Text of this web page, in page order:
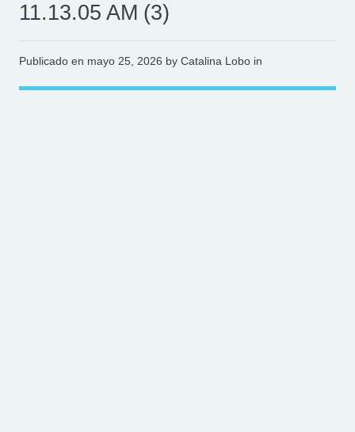
11.13.05 AM (3)
Publicado en mayo 25, 2026 by Catalina Lobo in